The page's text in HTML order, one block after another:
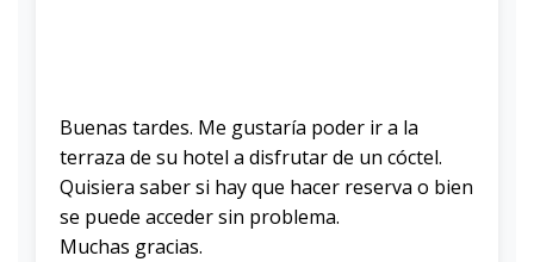
Buenas tardes. Me gustaría poder ir a la
terraza de su hotel a disfrutar de un cóctel.
Quisiera saber si hay que hacer reserva o bien
se puede acceder sin problema.
Muchas gracias.